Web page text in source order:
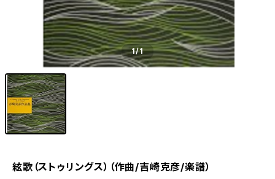
1/1
絃歌（ストゥリングス）（作曲/吉崎克彦/楽譜）